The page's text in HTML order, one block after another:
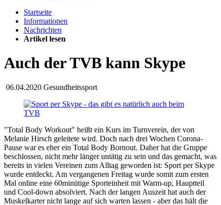
Startseite
Informationen
Nachrichten
Artikel lesen
Auch der TVB kann Skype
06.04.2020 Gesundheitssport
"Total Body Workout" heißt ein Kurs im Turnverein, der von
Melanie Hirsch geleitete wird. Doch nach drei Wochen Corona-
Pause war es eher ein Total Body Bornout. Daher hat die Gruppe
beschlossen, nicht mehr länger untätig zu sein und das gemacht, was
bereits in vielen Vereinen zum Alltag geworden ist: Sport per Skype
wurde entdeckt. Am vergangenen Freitag wurde somit zum ersten
Mal online eine 60minütige Sporteinheit mit Warm-up, Hauptteil
und Cool-down absolviert. Nach der langen Auszeit hat auch der
Muskelkarter nicht lange auf sich warten lassen - aber das hält die